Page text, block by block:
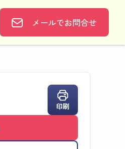
メールでお問合せ
印刷